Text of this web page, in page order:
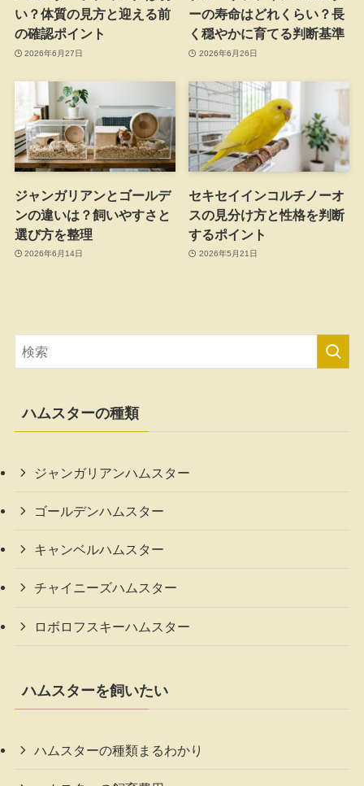
い？体質の見方と迎える前
の確認ポイント
2026年6月27日
ーの寿命はどれくらい？長
く穏やかに育てる判断基準
2026年6月26日
ジャンガリアンとゴールデ
ンの違いは？飼いやすさと
選び方を整理
2026年6月14日
セキセイインコルチノーオ
スの見分け方と性格を判断
するポイント
2026年5月21日
ハムスターの種類
ジャンガリアンハムスター
ゴールデンハムスター
キャンベルハムスター
チャイニーズハムスター
ロボロフスキーハムスター
ハムスターを飼いたい
ハムスターの種類まるわかり